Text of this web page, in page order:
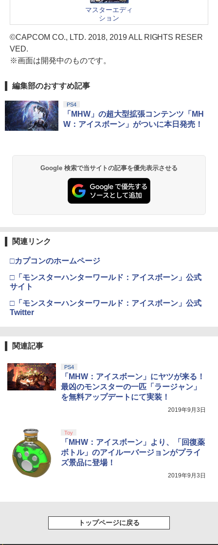
マスターエディ
ション
©CAPCOM CO., LTD. 2018, 2019 ALL RIGHTS RESER
VED.
※画面は開発中のものです。
編集部のおすすめ記事
PS4
「MHW」の超大型拡張コンテンツ「MH
W：アイスボーン」がついに本日発売！
Google 検索で当サイトの記事を優先表示させる
関連リンク
□カプコンのホームページ
□「モンスターハンターワールド：アイスボーン」公式
サイト
□「モンスターハンターワールド：アイスボーン」公式
Twitter
関連記事
PS4
「MHW：アイスボーン」にヤツが来る！
最凶のモンスターの一匹「ラージャン」
を無料アップデートにて実装！
2019年9月3日
Toy
「MHW：アイスボーン」より、「回復薬
ボトル」のアイルーバージョンがプライ
ズ景品に登場！
2019年9月3日
トップページに戻る